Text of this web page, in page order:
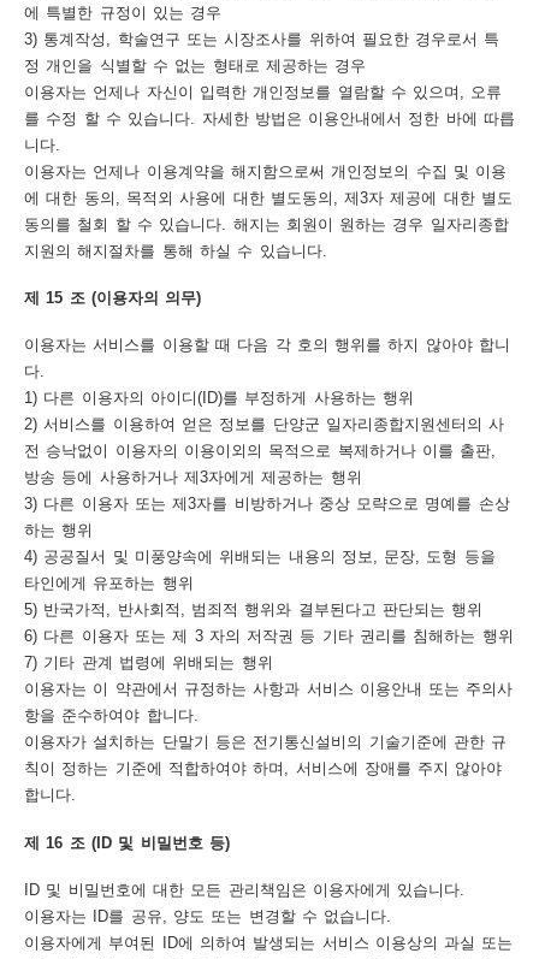
에 특별한 규정이 있는 경우
3) 통계작성, 학술연구 또는 시장조사를 위하여 필요한 경우로서 특
정 개인을 식별할 수 없는 형태로 제공하는 경우
이용자는 언제나 자신이 입력한 개인정보를 열람할 수 있으며, 오류
를 수정 할 수 있습니다. 자세한 방법은 이용안내에서 정한 바에 따릅
니다.
이용자는 언제나 이용계약을 해지함으로써 개인정보의 수집 및 이용
에 대한 동의, 목적외 사용에 대한 별도동의, 제3자 제공에 대한 별도
동의를 철회 할 수 있습니다. 해지는 회원이 원하는 경우 일자리종합
지원의 해지절차를 통해 하실 수 있습니다.
제 15 조 (이용자의 의무)
이용자는 서비스를 이용할 때 다음 각 호의 행위를 하지 않아야 합니
다.
1) 다른 이용자의 아이디(ID)를 부정하게 사용하는 행위
2) 서비스를 이용하여 얻은 정보를 단양군 일자리종합지원센터의 사
전 승낙없이 이용자의 이용이외의 목적으로 복제하거나 이를 출판,
방송 등에 사용하거나 제3자에게 제공하는 행위
3) 다른 이용자 또는 제3자를 비방하거나 중상 모략으로 명예를 손상
하는 행위
4) 공공질서 및 미풍양속에 위배되는 내용의 정보, 문장, 도형 등을
타인에게 유포하는 행위
5) 반국가적, 반사회적, 범죄적 행위와 결부된다고 판단되는 행위
6) 다른 이용자 또는 제 3 자의 저작권 등 기타 권리를 침해하는 행위
7) 기타 관계 법령에 위배되는 행위
이용자는 이 약관에서 규정하는 사항과 서비스 이용안내 또는 주의사
항을 준수하여야 합니다.
이용자가 설치하는 단말기 등은 전기통신설비의 기술기준에 관한 규
칙이 정하는 기준에 적합하여야 하며, 서비스에 장애를 주지 않아야
합니다.
제 16 조 (ID 및 비밀번호 등)
ID 및 비밀번호에 대한 모든 관리책임은 이용자에게 있습니다.
이용자는 ID를 공유, 양도 또는 변경할 수 없습니다.
이용자에게 부여된 ID에 의하여 발생되는 서비스 이용상의 과실 또는